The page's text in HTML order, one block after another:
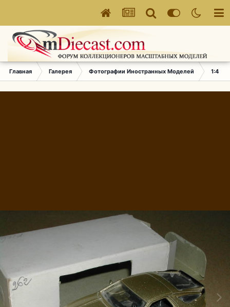
Главная Галерея Фотографии Иностранных Моделей 1:43